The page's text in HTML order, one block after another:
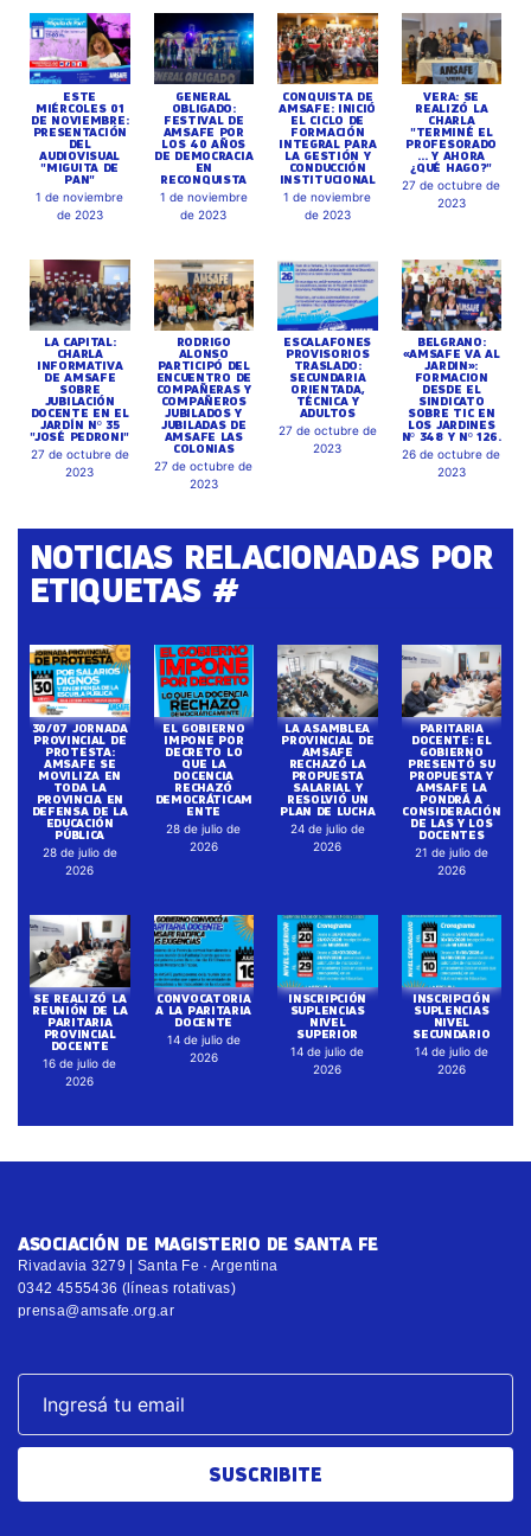
ESTE
MIÉRCOLES 01
DE NOVIEMBRE:
PRESENTACIÓN
DEL
AUDIOVISUAL
"MIGUITA DE
PAN"
1 de noviembre
de 2023
GENERAL
OBLIGADO:
FESTIVAL DE
AMSAFE POR
LOS 40 AÑOS
DE DEMOCRACIA
EN
RECONQUISTA
1 de noviembre
de 2023
CONQUISTA DE
AMSAFE: INICIÓ
EL CICLO DE
FORMACIÓN
INTEGRAL PARA
LA GESTIÓN Y
CONDUCCIÓN
INSTITUCIONAL
1 de noviembre
de 2023
VERA: SE
REALIZÓ LA
CHARLA
"TERMINÉ EL
PROFESORADO
... Y AHORA
¿QUÉ HAGO?"
27 de octubre de
2023
LA CAPITAL:
CHARLA
INFORMATIVA
DE AMSAFE
SOBRE
JUBILACIÓN
DOCENTE EN EL
JARDÍN Nº 35
"JOSÉ PEDRONI"
27 de octubre de
2023
RODRIGO
ALONSO
PARTICIPÓ DEL
ENCUENTRO DE
COMPAÑERAS Y
COMPAÑEROS
JUBILADOS Y
JUBILADAS DE
AMSAFE LAS
COLONIAS
27 de octubre de
2023
ESCALAFONES
PROVISORIOS
TRASLADO:
SECUNDARIA
ORIENTADA,
TÉCNICA Y
ADULTOS
27 de octubre de
2023
BELGRANO:
«AMSAFE VA AL
JARDIN»:
FORMACION
DESDE EL
SINDICATO
SOBRE TIC EN
LOS JARDINES
Nº 348 Y Nº 126.
26 de octubre de
2023
NOTICIAS RELACIONADAS POR
ETIQUETAS #
30/07 JORNADA
PROVINCIAL DE
PROTESTA:
AMSAFE SE
MOVILIZA EN
TODA LA
PROVINCIA EN
DEFENSA DE LA
EDUCACIÓN
PÚBLICA
28 de julio de
2026
EL GOBIERNO
IMPONE POR
DECRETO LO
QUE LA
DOCENCIA
RECHAZÓ
DEMOCRÁTICAM
ENTE
28 de julio de
2026
LA ASAMBLEA
PROVINCIAL DE
AMSAFE
RECHAZÓ LA
PROPUESTA
SALARIAL Y
RESOLVIÓ UN
PLAN DE LUCHA
24 de julio de
2026
PARITARIA
DOCENTE: EL
GOBIERNO
PRESENTÓ SU
PROPUESTA Y
AMSAFE LA
PONDRÁ A
CONSIDERACIÓN
DE LAS Y LOS
DOCENTES
21 de julio de
2026
SE REALIZÓ LA
REUNIÓN DE LA
PARITARIA
PROVINCIAL
DOCENTE
16 de julio de
2026
CONVOCATORIA
A LA PARITARIA
DOCENTE
14 de julio de
2026
INSCRIPCIÓN
SUPLENCIAS
NIVEL
SUPERIOR
14 de julio de
2026
INSCRIPCIÓN
SUPLENCIAS
NIVEL
SECUNDARIO
14 de julio de
2026
ASOCIACIÓN DE MAGISTERIO DE SANTA FE
Rivadavia 3279 | Santa Fe · Argentina
0342 4555436 (líneas rotativas)
prensa@amsafe.org.ar
SUSCRIBITE